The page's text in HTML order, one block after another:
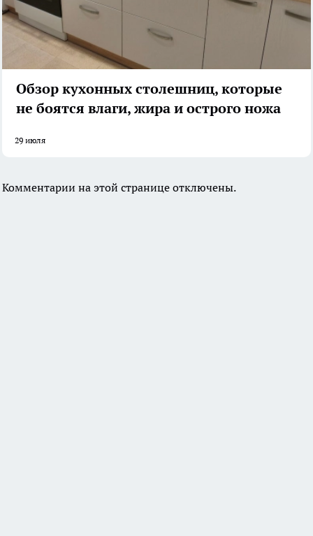
Обзор кухонных столешниц, которые
не боятся влаги, жира и острого ножа
29 июля
Комментарии на этой странице отключены.